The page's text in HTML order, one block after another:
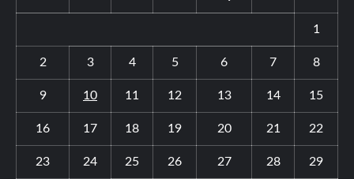
1
2 3 4 5 6 7 8
9 10 11 12 13 14 15
16 17 18 19 20 21 22
23 24 25 26 27 28 29